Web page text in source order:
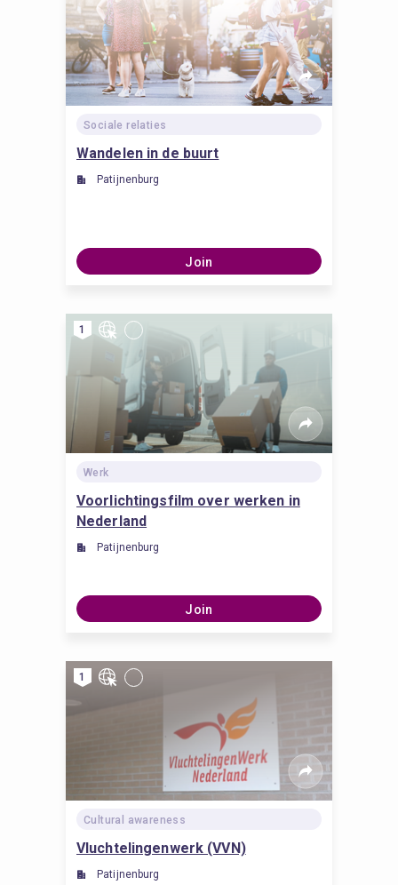
Sociale relaties
Wandelen in de buurt
Patijnenburg
Join
1
Werk
Voorlichtingsfilm over werken in
Nederland
Patijnenburg
Join
1
Cultural awareness
Vluchtelingenwerk (VVN)
Patijnenburg